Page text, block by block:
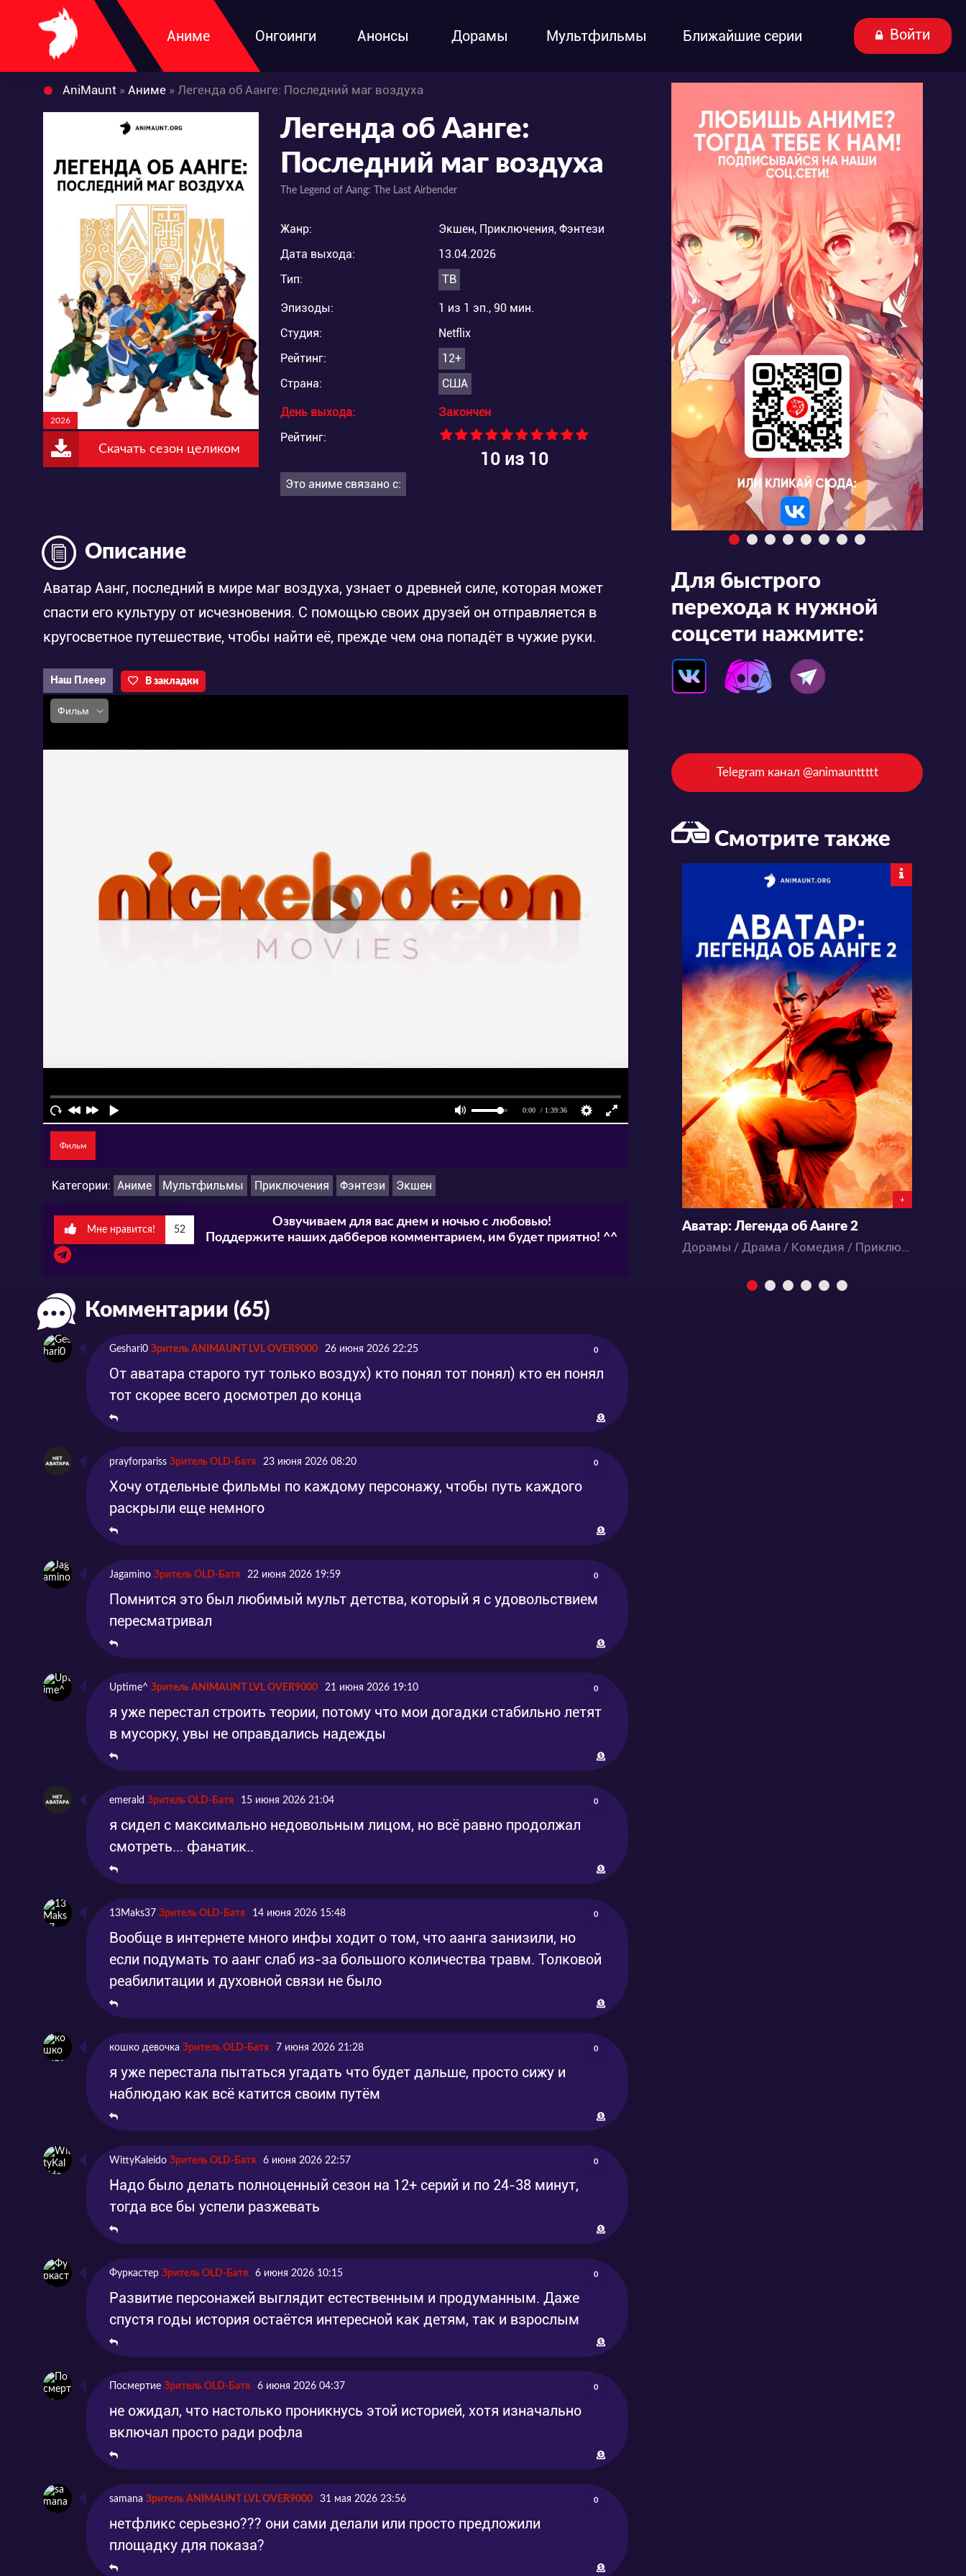
Аниме Онгоинги Анонсы Дорамы Мультфильмы Ближайшие серии Войти
AniMaunt » Аниме » Легенда об Аанге: Последний маг воздуха
2026
Скачать сезон целиком
Легенда об Аанге:
Последний маг воздуха
The Legend of Aang: The Last Airbender
Жанр:
Экшен, Приключения, Фэнтези
Дата выхода:
13.04.2026
Тип:
ТВ
Эпизоды:
1 из 1 эп., 90 мин.
Студия:
Netflix
Рейтинг:
12+
Страна:
США
День выхода:
Закончен
Рейтинг:
10из 10
Это аниме связано с:
Описание
Аватар Аанг, последний в мире маг воздуха, узнает о древней силе, которая может
спасти его культуру от исчезновения. С помощью своих друзей он отправляется в
кругосветное путешествие, чтобы найти её, прежде чем она попадёт в чужие руки.
Наш Плеер В закладки
Фильм
Категории: Аниме Мультфильмы Приключения Фэнтези Экшен
Мне нравится! 52
Озвучиваем для вас днем и ночью с любовью!
Поддержите наших дабберов комментарием, им будет приятно! ^^
Комментарии (65)
Geshari0 Зритель ANIMAUNT LVL OVER9000 26 июня 2026 22:25 0
От аватара старого тут только воздух) кто понял тот понял) кто ен понял
тот скорее всего досмотрел до конца
prayforpariss Зритель OLD-Батя 23 июня 2026 08:20 0
Хочу отдельные фильмы по каждому персонажу, чтобы путь каждого
раскрыли еще немного
Jagamino Зритель OLD-Батя 22 июня 2026 19:59 0
Помнится это был любимый мульт детства, который я с удовольствием
пересматривал
Uptime^ Зритель ANIMAUNT LVL OVER9000 21 июня 2026 19:10 0
я уже перестал строить теории, потому что мои догадки стабильно летят
в мусорку, увы не оправдались надежды
emerald Зритель OLD-Батя 15 июня 2026 21:04 0
я сидел с максимально недовольным лицом, но всё равно продолжал
смотреть... фанатик..
13Maks37 Зритель OLD-Батя 14 июня 2026 15:48 0
Вообще в интернете много инфы ходит о том, что аанга занизили, но
если подумать то аанг слаб из-за большого количества травм. Толковой
реабилитации и духовной связи не было
кошко девочка Зритель OLD-Батя 7 июня 2026 21:28 0
я уже перестала пытаться угадать что будет дальше, просто сижу и
наблюдаю как всё катится своим путём
WittyKaleido Зритель OLD-Батя 6 июня 2026 22:57 0
Надо было делать полноценный сезон на 12+ серий и по 24-38 минут,
тогда все бы успели разжевать
Фуркастер Зритель OLD-Батя 6 июня 2026 10:15 0
Развитие персонажей выглядит естественным и продуманным. Даже
спустя годы история остаётся интересной как детям, так и взрослым
Посмертие Зритель OLD-Батя 6 июня 2026 04:37 0
не ожидал, что настолько проникнусь этой историей, хотя изначально
включал просто ради рофла
samana Зритель ANIMAUNT LVL OVER9000 31 мая 2026 23:56 0
нетфликс серьезно??? они сами делали или просто предложили
площадку для показа?
Для быстрого
перехода к нужной
соцсети нажмите:
Telegram канал @animaunttttt
Смотрите также
+
Аватар: Легенда об Аанге 2
Дорамы / Драма / Комедия / Приключения / Фантастика / Фэнтези / Экшен